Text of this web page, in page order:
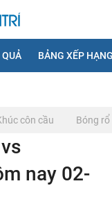
QUẢ BẢNG XẾP
côn cầu Bóng rổ
nay 02-